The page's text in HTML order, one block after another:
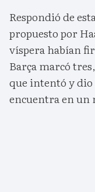
Respondió de
propuesto por
víspera habían
Barça marcó
que intentó y dio
encuentra en un